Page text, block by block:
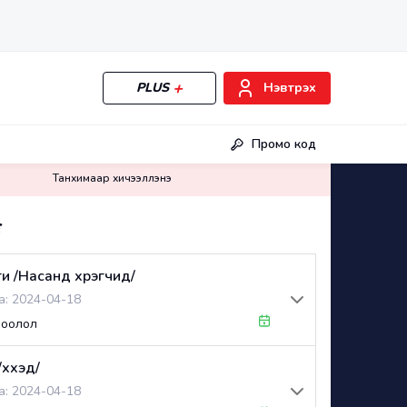
PLUS Нэвтрэх
Промо код
Танхимаар хичээллэнэ
/Насанд хүрэгчид/
2024-04-18
2024-04-18